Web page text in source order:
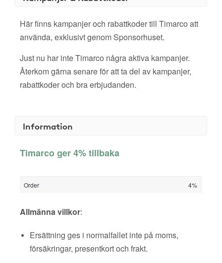
Här finns kampanjer och rabattkoder till Timarco att
använda, exklusivt genom Sponsorhuset.
Just nu har inte Timarco några aktiva kampanjer.
Återkom gärna senare för att ta del av kampanjer,
rabattkoder och bra erbjudanden.
Information
Timarco ger 4% tillbaka
Order 4%
Allmänna villkor:
Ersättning ges i normalfallet inte på moms,
försäkringar, presentkort och frakt.